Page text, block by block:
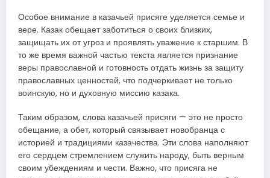
Особое внимание в казачьей присяге уделяется семье и
вере. Казак обещает заботиться о своих близких,
защищать их от угроз и проявлять уважение к старшим. В
то же время важной частью текста является признание
веры православной и готовность отдать жизнь за защиту
православных ценностей, что подчеркивает не только
воинскую, но и духовную миссию казака.
Таким образом, слова казачьей присяги — это не просто
обещание, а обет, который связывает новобранца с
историей и традициями казачества. Эти слова наполняют
его сердцем стремлением служить народу, быть верным
своим убеждениям и чести. Важно, что присяга не